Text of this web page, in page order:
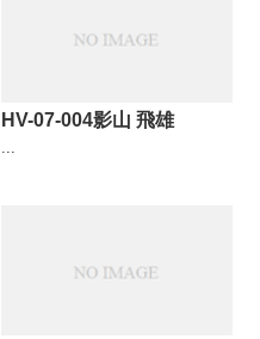
HV-07-004影山 飛雄